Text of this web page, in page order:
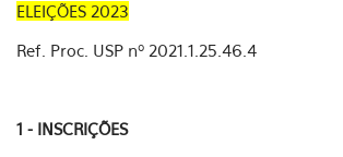
ELEIÇÕES 2023
Ref. Proc. USP nº 2021.1.25.46.4
1 - INSCRIÇÕES